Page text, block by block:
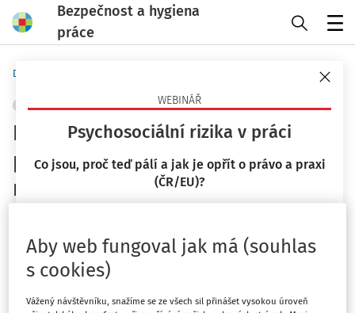
Bezpečnost a hygiena
práce
WEBINÁŘ
Psychosociální rizika v práci
Co jsou, proč teď pálí a jak je opřít o právo a praxi
(ČR/EU)?
Mgr. Lucie Kyselová
Domů
OCHRANA ZDRAVÍ + PŘIDAT VLASTNÍ
Novinky v oblasti
pracovnělékařských služeb,
náročné profese a produkty na
Při dalším setkání se zaměříme na oblast
pracovnělékařských služeb:
Aby web fungoval jak má (souhlas
s cookies)
Vážený návštěvníku, snažíme se ze všech sil přinášet vysokou úroveň